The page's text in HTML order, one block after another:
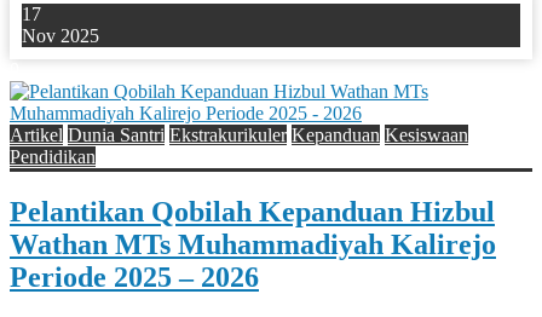
17
Nov 2025
Artikel Dunia Santri Ekstrakurikuler Kepanduan Kesiswaan
Pendidikan
Pelantikan Qobilah Kepanduan Hizbul
Wathan MTs Muhammadiyah Kalirejo
Periode 2025 – 2026